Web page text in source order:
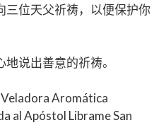
三位天父祈祷，以便保护你
说出善意的祈祷。
Veladora Aromática
al Apóstol Librame San